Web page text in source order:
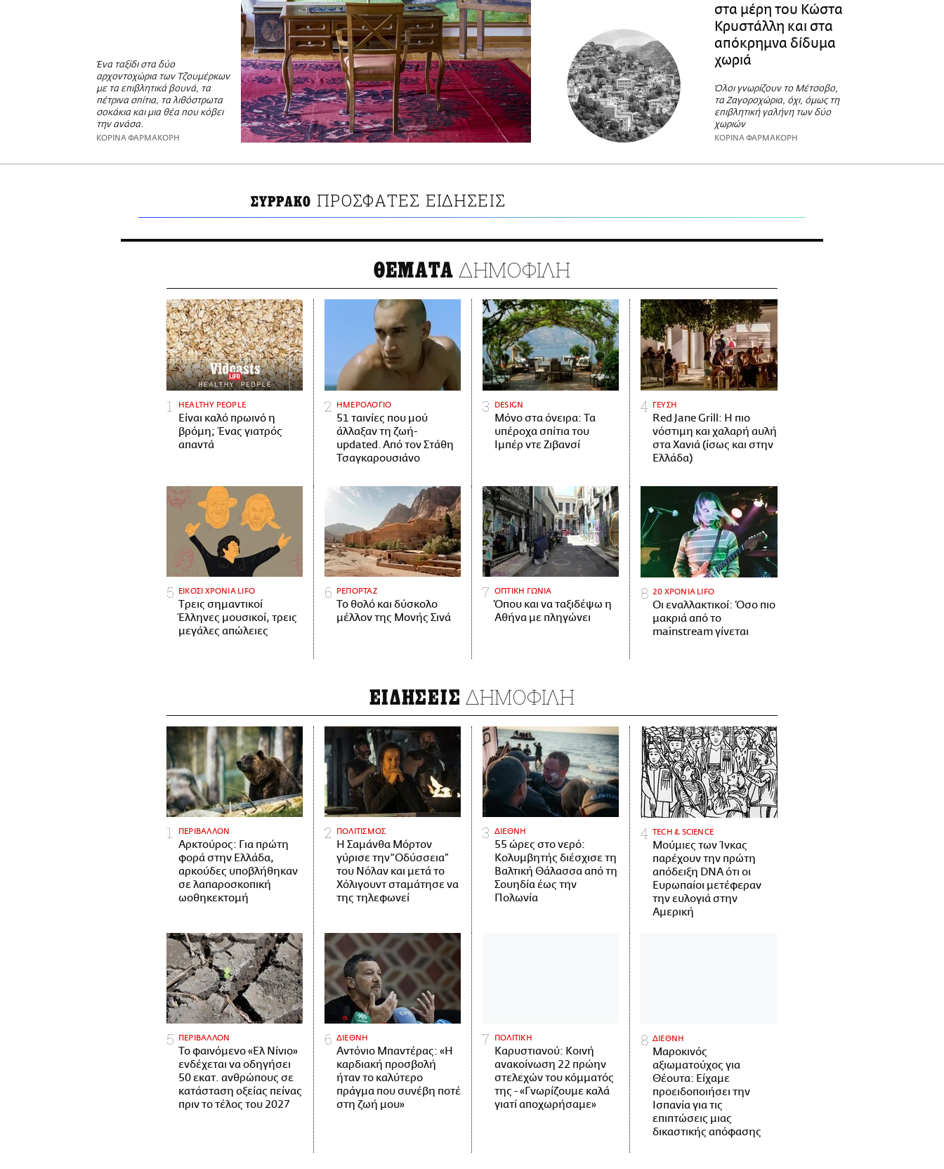
Ένα ταξίδι στα δύο
αρχοντοχώρια των Τζουμέρκων
με τα επιβλητικά βουνά, τα
πέτρινα σπίτια, τα λιθόστρωτα
σοκάκια και μια θέα που κόβει
την ανάσα.
ΚΟΡΙΝΑ ΦΑΡΜΑΚΟΡΗ
στα μέρη του Κώστα
Κρυστάλλη και στα
απόκρημνα δίδυμα
χωριά
Όλοι γνωρίζουν το Μέτσοβο,
τα Ζαγοροχώρια, όχι, όμως τη
επιβλητική γαλήνη των δύο
χωριών
ΚΟΡΙΝΑ ΦΑΡΜΑΚΟΡΗ
ΣΥΡΡΑΚΟ ΠΡΟΣΦΑΤΕΣ ΕΙΔΗΣΕΙΣ
ΘΕΜΑΤΑ ΔΗΜΟΦΙΛΗ
HEALTHY PEOPLE
Είναι καλό πρωινό η
βρόμη; Ένας γιατρός
απαντά
ΗΜΕΡΟΛΟΓΙΟ
51 ταινίες που μού
άλλαξαν τη ζωή-
updated. Aπό τον Στάθη
Τσαγκαρουσιάνο
DESIGN
Μόνο στα όνειρα: Τα
υπέροχα σπίτια του
Ιμπέρ ντε Ζιβανσί
ΓΕΥΣΗ
Red Jane Grill: Η πιο
νόστιμη και χαλαρή αυλή
στα Χανιά (ίσως και στην
Ελλάδα)
ΕΙΚΟΣΙ ΧΡΟΝΙΑ LIFO
Tρεις σημαντικοί
Έλληνες μουσικοί, τρεις
μεγάλες απώλειες
ΡΕΠΟΡΤΑΖ
Το θολό και δύσκολο
μέλλον της Μονής Σινά
ΟΠΤΙΚΗ ΓΩΝΙΑ
Όπου και να ταξιδέψω η
Αθήνα με πληγώνει
20 ΧΡΟΝΙΑ LIFO
Οι εναλλακτικοί: Όσο πιο
μακριά από το
mainstream γίνεται
ΕΙΔΗΣΕΙΣ ΔΗΜΟΦΙΛΗ
ΠΕΡΙΒΑΛΛΟΝ
Αρκτούρος: Για πρώτη
φορά στην Ελλάδα,
αρκούδες υποβλήθηκαν
σε λαπαροσκοπική
ωοθηκεκτομή
ΠΟΛΙΤΙΣΜΟΣ
Η Σαμάνθα Μόρτον
γύρισε την “Οδύσσεια”
του Νόλαν και μετά το
Χόλιγουντ σταμάτησε να
της τηλεφωνεί
ΔΙΕΘΝΗ
55 ώρες στο νερό:
Κολυμβητής διέσχισε τη
Βαλτική Θάλασσα από τη
Σουηδία έως την
Πολωνία
ΤECH & SCIENCE
Μούμιες των Ίνκας
παρέχουν την πρώτη
απόδειξη DNA ότι οι
Ευρωπαίοι μετέφεραν
την ευλογιά στην
Αμερική
ΠΕΡΙΒΑΛΛΟΝ
Το φαινόμενο «Ελ Νίνιο»
ενδέχεται να οδηγήσει
50 εκατ. ανθρώπους σε
κατάσταση οξείας πείνας
πριν το τέλος του 2027
ΔΙΕΘΝΗ
Αντόνιο Μπαντέρας: «Η
καρδιακή προσβολή
ήταν το καλύτερο
πράγμα που συνέβη ποτέ
στη ζωή μου»
ΠΟΛΙΤΙΚΗ
Καρυστιανού: Κοινή
ανακοίνωση 22 πρώην
στελεχών του κόμματός
της - «Γνωρίζουμε καλά
γιατί αποχωρήσαμε»
ΔΙΕΘΝΗ
Μαροκινός
αξιωματούχος για
Θέουτα: Είχαμε
προειδοποιήσει την
Ισπανία για τις
επιπτώσεις μιας
δικαστικής απόφασης